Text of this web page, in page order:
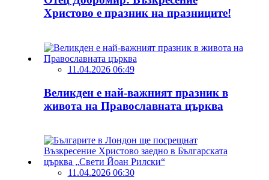
Христово е празник на празниците!
11.04.2026 06:49
Великден е най-важният празник в
живота на Православната църква
11.04.2026 06:30